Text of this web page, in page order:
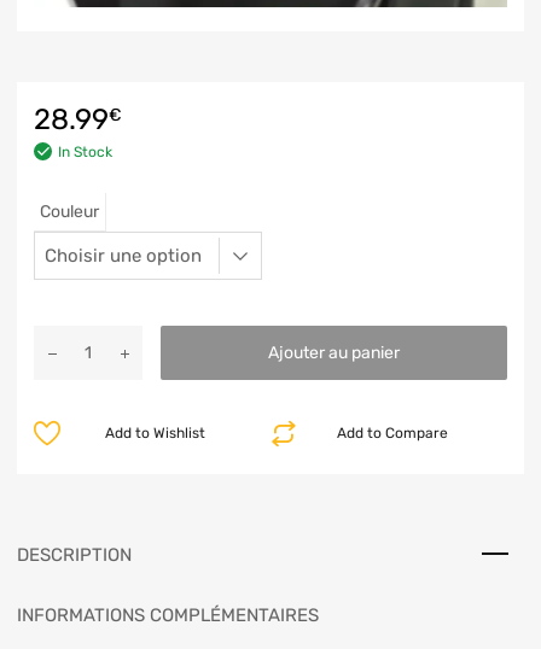
28.99€
In Stock
Couleur
Ajouter au panier
Add to Compare
Add to Wishlist
DESCRIPTION
INFORMATIONS COMPLÉMENTAIRES